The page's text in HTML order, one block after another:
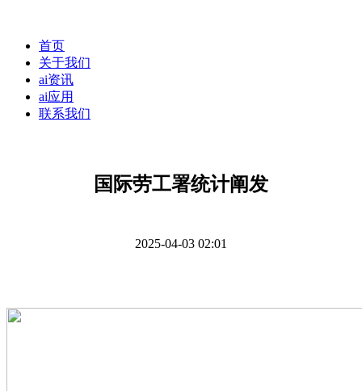
首页
关于我们
ai资讯
ai应用
联系我们
国际劳工署统计阐发
2025-04-03 02:01